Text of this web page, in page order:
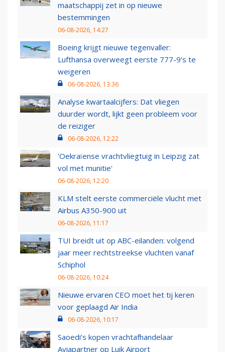
maatschappij zet in op nieuwe
bestemmingen
06-08-2026, 14:27
Boeing krijgt nieuwe tegenvaller:
Lufthansa overweegt eerste 777-9’s te
weigeren
06-08-2026, 13:36
Analyse kwartaalcijfers: Dat vliegen
duurder wordt, lijkt geen probleem voor
de reiziger
06-08-2026, 12:22
'Oekraïense vrachtvliegtuig in Leipzig zat
vol met munitie'
06-08-2026, 12:20
KLM stelt eerste commerciële vlucht met
Airbus A350-900 uit
06-08-2026, 11:17
TUI breidt uit op ABC-eilanden: volgend
jaar meer rechtstreekse vluchten vanaf
Schiphol
06-08-2026, 10:24
Nieuwe ervaren CEO moet het tij keren
voor geplaagd Air India
06-08-2026, 10:17
Saoedi’s kopen vrachtafhandelaar
Aviapartner op Luik Airport